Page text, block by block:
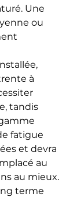
Une
ou
à
tandis
fatigue
et devra
au
au mieux.
terme